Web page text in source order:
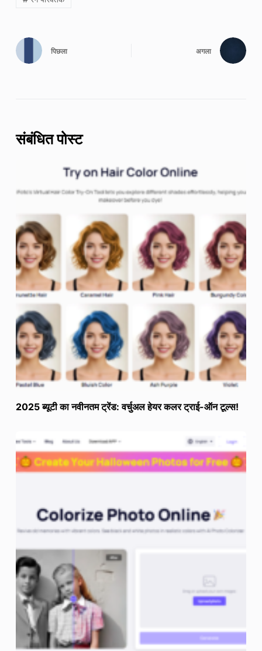
पिछला अगला
संबंधित पोस्ट
2025 ब्यूटी का नवीनतम ट्रेंड: वर्चुअल हेयर कलर ट्राई-ऑन टूल्स!